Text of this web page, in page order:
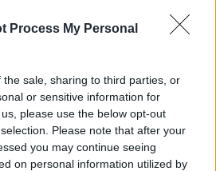
Process My Personal
sale, sharing to third parties, or
or sensitive information for
please use the below opt-out
Please note that after your
you may continue seeing
on personal information utilized by
20 πολεμικά βρίσκονται στην
Ιστορικά χαμηλά στις
βίντεο και φωτογραφίες
κάνουν τη μοναξιά να